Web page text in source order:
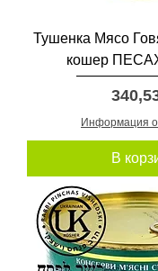
Тушенка Мясо
кошер
Цена
Информация о
В